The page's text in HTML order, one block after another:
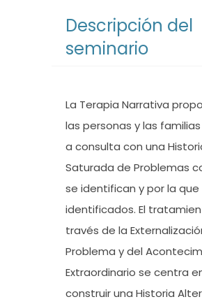
Descripción del
seminario
La Terapia Narrativa
las personas y las
a consulta con una
Saturada de Problemas
se identifican y por la que
identificados. El
través de la
Problema y del
Extraordinario se centra
construir una Historia